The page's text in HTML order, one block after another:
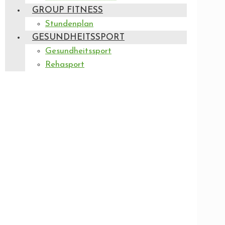
GROUP FITNESS
Stundenplan
GESUNDHEITSSPORT
Gesundheitssport
Rehasport